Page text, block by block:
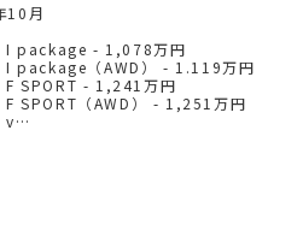
10月
I package - 1,078万円
I package（AWD） - 1.119万円
F SPORT - 1,241万円
SPORT（AWD） - 1,251万円
v…